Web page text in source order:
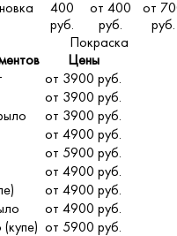
400
руб.
от 400
руб.
от
руб.
Покраска
Цены
от 3900 руб.
от 3900 руб.
от 3900 руб.
от 4900 руб.
от 5900 руб.
от 4900 руб.
от 4900 руб.
от 4900 руб.
от 5900 руб.